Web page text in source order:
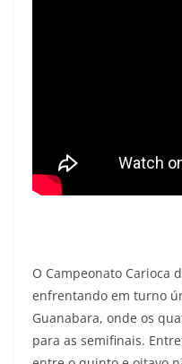
O Campeonato Carioca
enfrentando em turno
Guanabara, onde os
para as semifinais.